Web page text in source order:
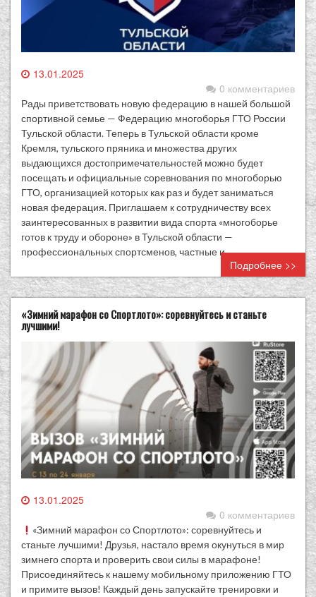
13.01.2025
0 комментариев
Рады приветствовать новую федерацию в нашей большой
спортивной семье — Федерацию многоборья ГТО России
Тульской области. Теперь в Тульской области кроме
Кремля, тульского пряника и множества других
выдающихся достопримечательностей можно будет
посещать и официальные соревнования по многоборью
ГТО, организацией которых как раз и будет заниматься
новая федерация. Приглашаем к сотрудничеству всех
заинтересованных в развитии вида спорта «многоборье
готов к труду и обороне» в Тульской области —
профессиональных спортсменов, частные и…
Подробнее >>
«Зимний марафон со Спортлото»: соревнуйтесь и станьте
лучшими!
13.01.2025
0 комментариев
«Зимний марафон со Спортлото»: соревнуйтесь и
станьте лучшими! Друзья, настало время окунуться в мир
зимнего спорта и проверить свои силы в марафоне!
Присоединяйтесь к нашему мобильному приложению ГТО
и примите вызов! Каждый день запускайте тренировки и